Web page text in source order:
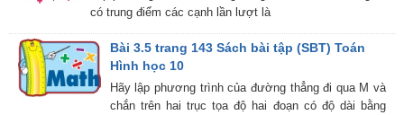
có trung điểm các cạnh lần lượt là
Bài 3.5 trang 143 Sách bài tập (SBT) Toán
Hình học 10
Hãy lập phương trình của đường thẳng đi qua M và
chắn trên hai trục tọa độ hai đoạn có độ dài bằng